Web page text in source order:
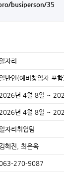
busiperson/35
일자리
일반인(예비창업자 포
2026년 4월 8일 ~
2026년 4월 8일 ~
일자리취업팀
김혜진, 최은옥
270-9087